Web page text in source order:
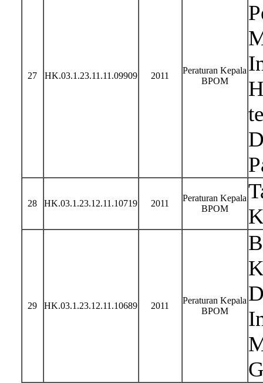
27 HK.03.1.23.11.11.09909 2011
Peraturan Kepala
BPOM
28 HK.03.1.23.12.11.10719 2011
Peraturan Kepala
BPOM
29 HK.03.1.23.12.11.10689 2011
Peraturan Kepala
BPOM